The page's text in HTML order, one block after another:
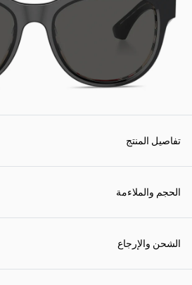
تفاصيل المنتج
الحجم والملاءمة
الشحن والإرجاع